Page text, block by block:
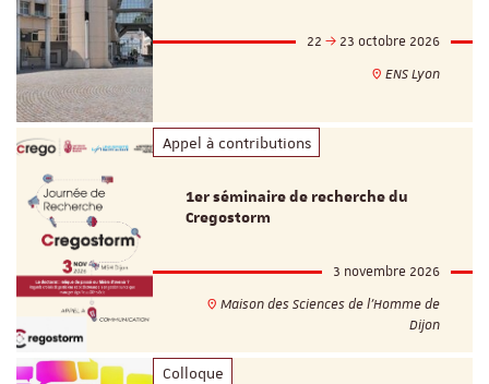
22
23 octobre 2026
ENS Lyon
Appel à contributions
1er séminaire de recherche du
Cregostorm
3 novembre 2026
Maison des Sciences de l'Homme de
Dijon
Colloque